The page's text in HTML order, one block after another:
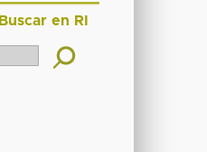
Buscar en RI